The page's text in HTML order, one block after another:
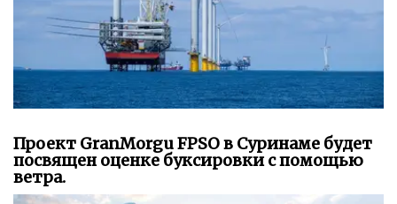
Проект GranMorgu FPSO в Суринаме будет
посвящен оценке буксировки с помощью
ветра.